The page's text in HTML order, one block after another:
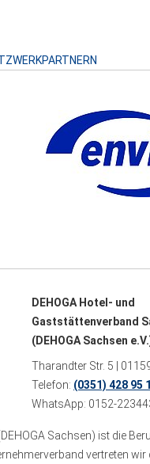
DEHOGA Hotel- und
Gaststättenverband
(DEHOGA Sachsen
Tharandter Str. 5 |
Telefon: (0351) 428 95
WhatsApp: 0152-
Sachsen) ist die
vertreten wir